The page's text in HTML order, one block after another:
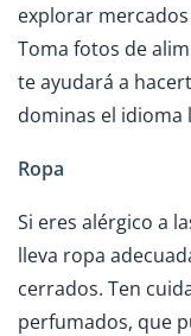
explorar
Toma fotos de
te ayudará a
dominas el idioma
Ropa
Si eres alérgico a
lleva ropa
cerrados. Ten
perfumados, que